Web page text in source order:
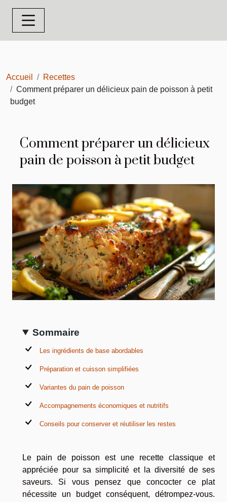
Accueil
Recettes
Comment préparer un délicieux pain de poisson à petit
budget
Comment préparer un délicieux
pain de poisson à petit budget
Sommaire
Les ingrédients de base abordables
Préparation et cuisson simplifiées
Variantes du pain de poisson
Accompagnements économiques et nutritifs
Conseils pour conserver et réutiliser les restes
Le pain de poisson est une recette classique et
appréciée pour sa simplicité et la diversité de ses
saveurs. Si vous pensez que concocter ce plat
nécessite un budget conséquent, détrompez-vous.